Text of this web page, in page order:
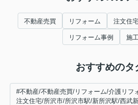
不動産売買 リフォーム 注文住
リフォーム事例 施
おすすめのタ
#不動産/不動産売買/リフォーム/介護リフ
注文住宅/所沢市/所沢市駅/新所沢駅/西武